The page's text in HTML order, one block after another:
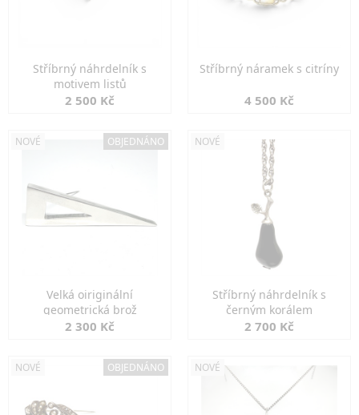
Stříbrný náhrdelník s
motivem listů
2 500 Kč
Stříbrný náramek s citríny
4 500 Kč
NOVÉ OBJEDNÁNO
Velká oiriginální
geometrická brož
2 300 Kč
NOVÉ
Stříbrný náhrdelník s
černým korálem
2 700 Kč
NOVÉ OBJEDNÁNO NOVÉ